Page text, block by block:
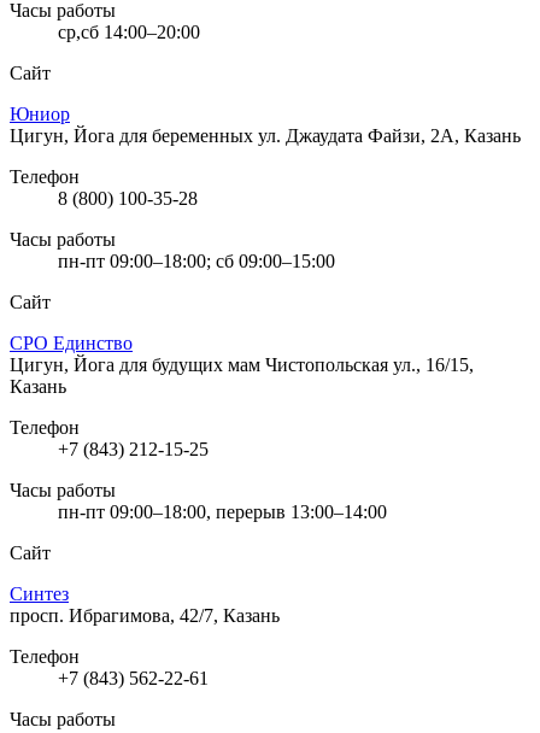
Часы работы
ср,сб 14:00–20:00
Сайт
Юниор
Цигун, Йога для беременных ул. Джаудата Файзи, 2А, Казань
Телефон
8 (800) 100-35-28
Часы работы
пн-пт 09:00–18:00; сб 09:00–15:00
Сайт
СРО Единство
Цигун, Йога для будущих мам Чистопольская ул., 16/15,
Казань
Телефон
+7 (843) 212-15-25
Часы работы
пн-пт 09:00–18:00, перерыв 13:00–14:00
Сайт
Синтез
просп. Ибрагимова, 42/7, Казань
Телефон
+7 (843) 562-22-61
Часы работы